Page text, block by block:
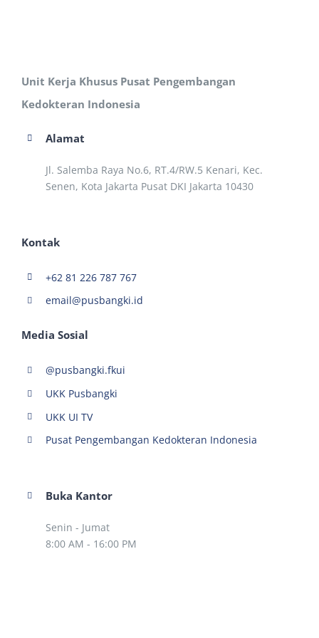
Unit Kerja Khusus Pusat Pengembangan
Kedokteran Indonesia
Alamat
Jl. Salemba Raya No.6, RT.4/RW.5 Kenari, Kec.
Senen, Kota Jakarta Pusat DKI Jakarta 10430
Kontak
+62 81 226 787 767
email@pusbangki.id
Media Sosial
@pusbangki.fkui
UKK Pusbangki
UKK UI TV
Pusat Pengembangan Kedokteran Indonesia
Buka Kantor
Senin - Jumat
8:00 AM - 16:00 PM